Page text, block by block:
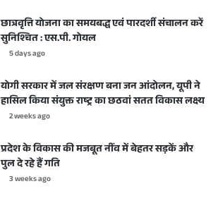
छात्रवृत्ति योजना का समयबद्ध एवं पारदर्शी संचालन करें
सुनिश्चित : एस.पी. गोयल
5 days ago
योगी सरकार में जल संरक्षण बना जन आंदोलन, यूपी ने
हासिल किया संयुक्त राष्ट्र का छठवां सतत विकास लक्ष्य
2 weeks ago
प्रदेश के विकास की मजबूत नींव में बेहतर सड़कें और
पुल दे रहे हैं गति
3 weeks ago